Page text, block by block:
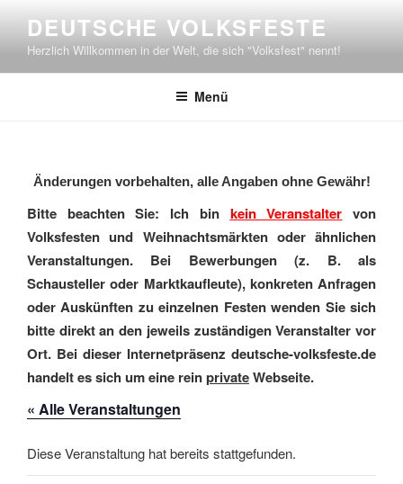
springen
DEUTSCHE VOLKSFESTE
Herzlich Willkommen in der Welt, die sich "Volksfest" nennt!
Menü
Änderungen vorbehalten, alle Angaben ohne Gewähr!
Bitte beachten Sie: Ich bin kein Veranstalter von
Volksfesten und Weihnachtsmärkten oder ähnlichen
Veranstaltungen. Bei Bewerbungen (z. B. als
Schausteller oder Marktkaufleute), konkreten Anfragen
oder Auskünften zu einzelnen Festen wenden Sie sich
bitte direkt an den jeweils zuständigen Veranstalter vor
Ort. Bei dieser Internetpräsenz deutsche-volksfeste.de
handelt es sich um eine reinprivateWebseite.
« Alle Veranstaltungen
Diese Veranstaltung hat bereits stattgefunden.